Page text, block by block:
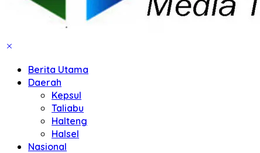
Berita Utama
Daerah
Kepsul
Taliabu
Halteng
Halsel
Nasional